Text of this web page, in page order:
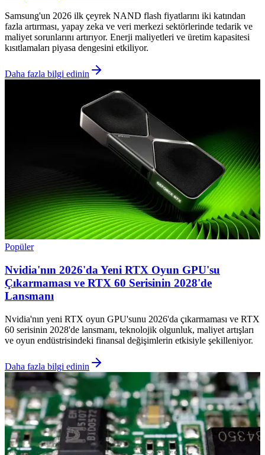
Samsung'un 2026 ilk çeyrek NAND flash fiyatlarını iki katından
fazla artırması, yapay zeka ve veri merkezi sektörlerinde tedarik ve
maliyet sorunlarını artırıyor. Enerji maliyetleri ve üretim kapasitesi
kısıtlamaları piyasa dengesini etkiliyor.
Daha fazla bilgi edinin
Popüler
Nvidia'nın 2026'da Yeni RTX Oyun GPU'su
Çıkarmaması ve RTX 60 Serisinin 2028'de
Lansmanı
Nvidia'nın yeni RTX oyun GPU'sunu 2026'da çıkarmaması ve RTX
60 serisinin 2028'de lansmanı, teknolojik olgunluk, maliyet artışları
ve oyun endüstrisindeki finansal değişimlerin etkisiyle şekilleniyor.
Daha fazla bilgi edinin